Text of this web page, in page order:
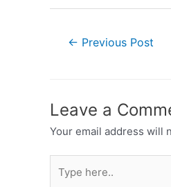
← Previous Post
Leave a
Your email address will